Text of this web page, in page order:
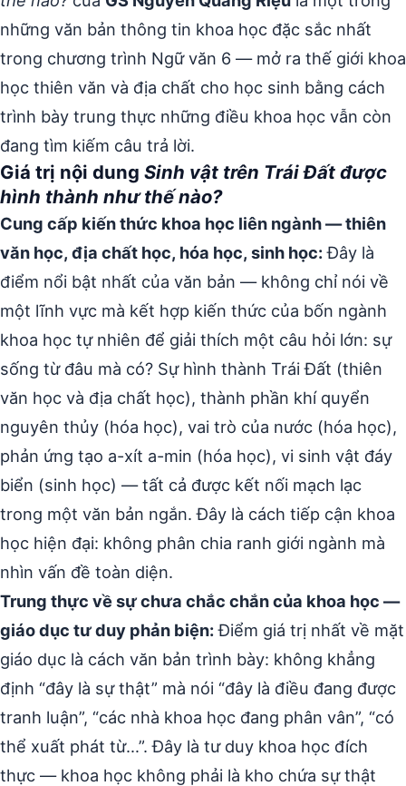
những văn bản thông tin khoa học đặc sắc nhất
trong chương trình Ngữ văn 6 — mở ra thế giới khoa
học thiên văn và địa chất cho học sinh bằng cách
trình bày trung thực những điều khoa học vẫn còn
đang tìm kiếm câu trả lời.
Giá trị nội dung Sinh vật trên Trái Đất được
hình thành như thế nào?
Cung cấp kiến thức khoa học liên ngành — thiên
văn học, địa chất học, hóa học, sinh học:Đây là
điểm nổi bật nhất của văn bản — không chỉ nói về
một lĩnh vực mà kết hợp kiến thức của bốn ngành
khoa học tự nhiên để giải thích một câu hỏi lớn: sự
sống từ đâu mà có? Sự hình thành Trái Đất (thiên
văn học và địa chất học), thành phần khí quyển
nguyên thủy (hóa học), vai trò của nước (hóa học),
phản ứng tạo a-xít a-min (hóa học), vi sinh vật đáy
biển (sinh học) — tất cả được kết nối mạch lạc
trong một văn bản ngắn. Đây là cách tiếp cận khoa
học hiện đại: không phân chia ranh giới ngành mà
nhìn vấn đề toàn diện.
Trung thực về sự chưa chắc chắn của khoa học —
giáo dục tư duy phản biện:Điểm giá trị nhất về mặt
giáo dục là cách văn bản trình bày: không khẳng
định “đây là sự thật” mà nói “đây là điều đang được
tranh luận”, “các nhà khoa học đang phân vân”, “có
thể xuất phát từ…”. Đây là tư duy khoa học đích
thực — khoa học không phải là kho chứa sự thật